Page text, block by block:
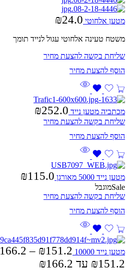
מטען אלחוטי ₪24.0
משטח טעינה אלחוטי עגול לנייד תומך
שליחת בקשה להצעת מחיר
מכתביה מטען נייד ₪252.0
שליחת בקשה להצעת מחיר
מטען נייד 5000 מאורגן ₪115.0
Saleמוגבל
שליחת בקשה להצעת מחיר
מטען נייד 10000 ₪151.2
–
166.2